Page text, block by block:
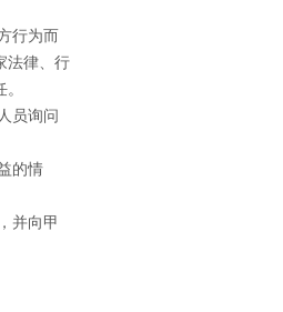
行为而
法律、行
员询问
的情
并向甲